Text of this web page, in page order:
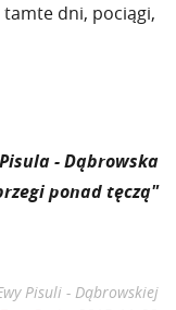
dni, pociągi,
- Dąbrowska
ponad tęczą"
Pisuli - Dąbrowskiej